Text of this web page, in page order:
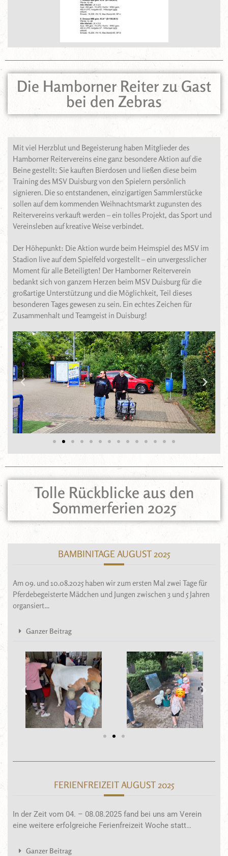
Die Hamborner Reiter zu Gast
bei den Zebras
Mit viel Herzblut und Begeisterung haben Mitglieder des
Hamborner Reitervereins eine ganz besondere Aktion auf die
Beine gestellt: Sie kauften Bierdosen und ließen diese beim
Training des MSV Duisburg von den Spielern persönlich
signieren. Die so entstandenen, einzigartigen Sammlerstücke
sollen auf dem kommenden Weihnachtsmarkt zugunsten des
Reitervereins verkauft werden – ein tolles Projekt, das Sport und
Vereinsleben auf kreative Weise verbindet.
Der Höhepunkt: Die Aktion wurde beim Heimspiel des MSV im
Stadion live auf dem Spielfeld vorgestellt – ein unvergesslicher
Moment für alle Beteiligten! Der Hamborner Reiterverein
bedankt sich von ganzem Herzen beim MSV Duisburg für die
großartige Unterstützung und die Möglichkeit, Teil dieses
besonderen Tages gewesen zu sein. Ein echtes Zeichen für
Zusammenhalt und Teamgeist in Duisburg!
Tolle Rückblicke aus den
Sommerferien 2025
BAMBINITAGE AUGUST 2025
Am 09. und 10.08.2025 haben wir zum ersten Mal zwei Tage für
Pferdebegeisterte Mädchen und Jungen zwischen 3 und 5 Jahren
organsiert…
Ganzer Beitrag
FERIENFREIZEIT AUGUST 2025
In der Zeit vom 04. – 08.08.2025 fand bei uns am Verein
eine weitere erfolgreiche Ferienfreizeit Woche statt…
Ganzer Beitrag